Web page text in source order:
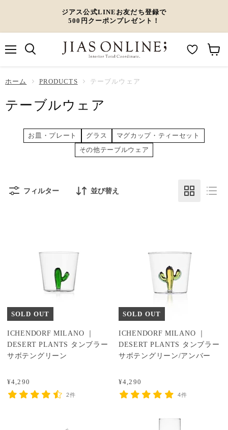
ジアス公式LINEお友だち登録で
500円クーポンプレゼント！
ー
h
t
ホーム PRODUCTS テーブルウェア
テーブルウェア
お皿・プレート グラス
マグカップ・ティーセット
その他テーブルウェア
フィルター 並び替え
SOLD OUT
¥4,290
ICHENDORF MILANO ｜
DESERT PLANTS タンブラー
サボテングリーン
2件
SOLD OUT
¥4,290
ICHENDORF MILANO ｜
DESERT PLANTS タンブラー
サボテングリーン/アンバー
4件